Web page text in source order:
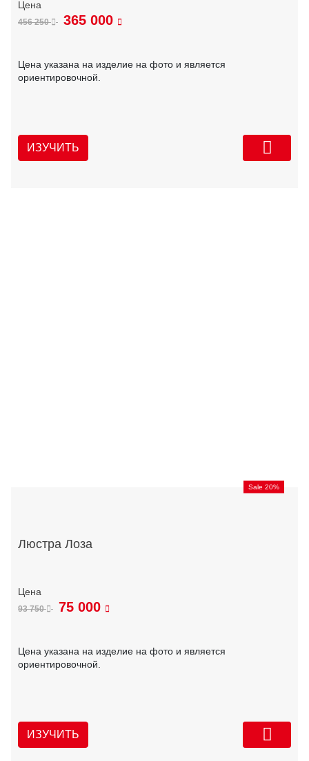
456 250 365 000
Цена указана на изделие на фото и является
ориентировочной.
ИЗУЧИТЬ
Sale 20%
Люстра Лоза
93 750 75 000
Цена указана на изделие на фото и является
ориентировочной.
ИЗУЧИТЬ